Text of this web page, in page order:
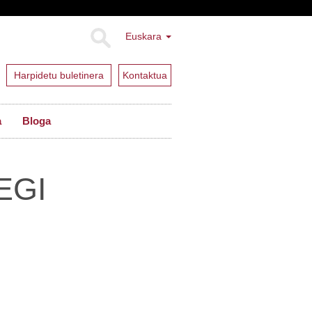
Euskara
Harpidetu buletinera Kontaktua
Bloga